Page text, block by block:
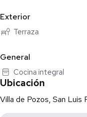
Ubicado en planta baja,
para tu día a día 🙌
🔑 Con confianza, déjalo
Exterior
Terraza
General
Cocina integral
Ubicación
Villa de Pozos, San